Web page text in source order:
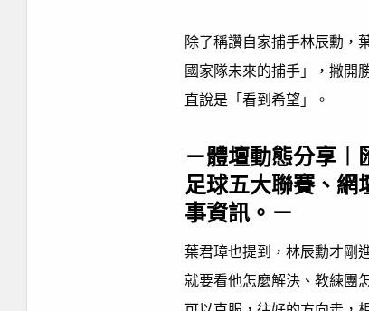
除了稱讚自家捕手林辰勳，
國家隊未來的捕手」，撇開
直說是「看到希望」。
－體壇動態分享
足球五大聯賽、網
事資訊。－
葉君璋也提到，林辰勳才剛
就要看他怎麼解決、教練團